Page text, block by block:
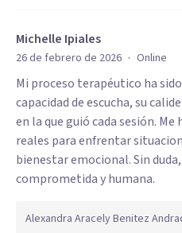
Michelle Ipiales
26 de febrero de 2026 · Online
Mi proceso terapéutico ha
capacidad de escucha, su
en la que guió cada sesión.
reales para enfrentar
bienestar emocional. Sin
comprometida y humana.
Alexandra Aracely Benitez